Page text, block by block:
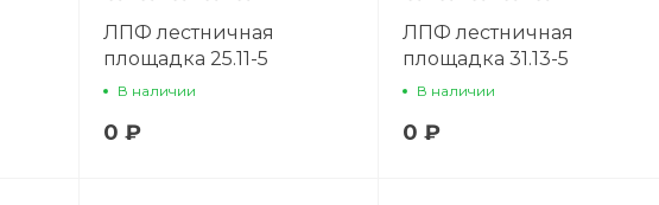
ЛПФ лестничная
площадка 25.11-5
В наличии
0 ₽
ЛПФ лестничная
площадка 31.13-5
В наличии
0 ₽